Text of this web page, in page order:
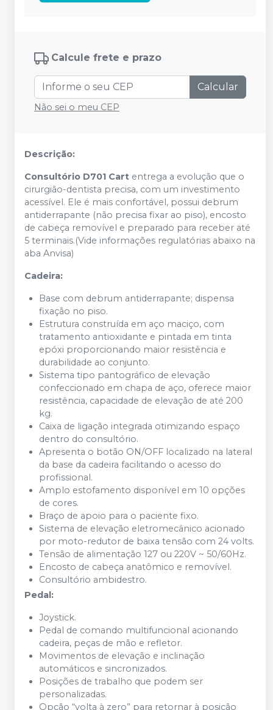
Calcule frete e prazo
Calcular
Não sei o meu CEP
Descrição:
Consultório D701 Cart entrega a evolução que o
cirurgião-dentista precisa, com um investimento
acessível. Ele é mais confortável, possui debrum
antiderrapante (não precisa fixar ao piso), encosto
de cabeça removível e preparado para receber até
5 terminais.(Vide informações regulatórias abaixo na
aba Anvisa)
Cadeira:
Base com debrum antiderrapante; dispensa
fixação no piso.
Estrutura construída em aço maciço, com
tratamento antioxidante e pintada em tinta
epóxi proporcionando maior resistência e
durabilidade ao conjunto.
Sistema tipo pantográfico de elevação
confeccionado em chapa de aço, oferece maior
resistência, capacidade de elevação de até 200
kg.
Caixa de ligação integrada otimizando espaço
dentro do consultório.
Apresenta o botão ON/OFF localizado na lateral
da base da cadeira facilitando o acesso do
profissional.
Amplo estofamento disponível em 10 opções
de cores.
Braço de apoio para o paciente fixo.
Sistema de elevação eletromecânico acionado
por moto-redutor de baixa tensão com 24 volts.
Tensão de alimentação 127 ou 220V ~ 50/60Hz.
Encosto de cabeça anatômico e removível.
Consultório ambidestro.
Pedal:
Joystick.
Pedal de comando multifuncional acionando
cadeira, peças de mão e refletor.
Movimentos de elevação e inclinação
automáticos e sincronizados.
Posições de trabalho que podem ser
personalizadas.
Opção “volta à zero” para retornar à posição